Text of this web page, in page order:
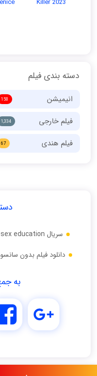
دسته بندی فیلم
انیمیشن 158
فیلم خارجی 1,334
فیلم هندی 67
سریال sex education
دانلود فیلم بدون
به